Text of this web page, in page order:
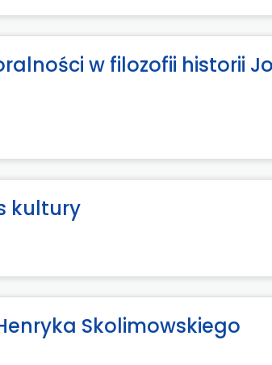
w filozofii historii
kultury
Skolimowskiego